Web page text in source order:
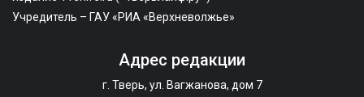
Учредитель – ГАУ «РИА «Верхневолжье»
Адрес редакции
г. Тверь, ул. Вагжанова, дом 7